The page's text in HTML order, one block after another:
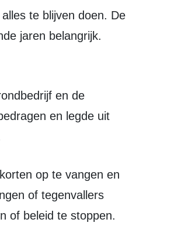
jaren belangrijk.
en legde uit
of tegenvallers
of beleid te stoppen.